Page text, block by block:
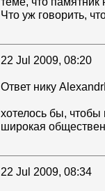
Что уж говорить,
22 Jul 2009, 08:20
Ответ нику
хотелось бы, чтобы
широкая
22 Jul 2009, 08:34